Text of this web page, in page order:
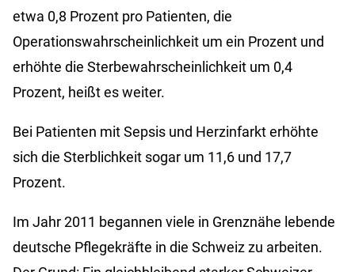
etwa 0,8 Prozent pro Patienten, die
Operationswahrscheinlichkeit um ein Prozent und
erhöhte die Sterbewahrscheinlichkeit um 0,4
Prozent, heißt es weiter.
Bei Patienten mit Sepsis und Herzinfarkt erhöhte
sich die Sterblichkeit sogar um 11,6 und 17,7
Prozent.
Im Jahr 2011 begannen viele in Grenznähe lebende
deutsche Pflegekräfte in die Schweiz zu arbeiten.